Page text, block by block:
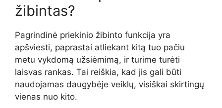
žibintas?
Pagrindinė priekinio žibinto funkcija yra
apšviesti, paprastai atliekant kitą tuo pačiu
metu vykdomą užsiėmimą, ir turime turėti
laisvas rankas. Tai reiškia, kad jis gali būti
naudojamas daugybėje veiklų, visiškai skirtingų
vienas nuo kito.